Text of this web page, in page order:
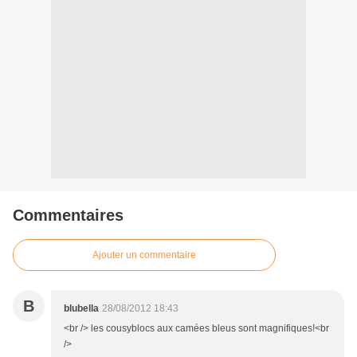
Commentaires
Ajouter un commentaire
B blubella 28/08/2012 18:43
<br /> les cousyblocs aux camées bleus sont magnifiques!<br
/>